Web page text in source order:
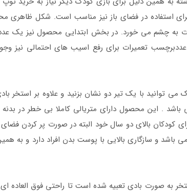
استفاده در فضای باز نیز مناسب است. شکل ظاهری
به چشم می خورد. در بخش ابتدایی محصول نیز یک
تعمیرات برای رفع اسیب های احتمالی نیز وجود
می توانید با یک تیر دو نشان بزنید و علاوه بر
باشد . این محصول دارای متریالی کاملا بی خطر در
کودکان بالای دو سال خود البته در صورت پر کردن
و سازگاری بالایی با پوست بدن افراد دارد و به
به صورت بادی تعبیه شده است تا راحتی فوق العاده